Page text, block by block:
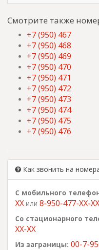
Смотрите также
+7 (950) 467
+7 (950) 468
+7 (950) 469
+7 (950) 470
+7 (950) 471
+7 (950) 472
+7 (950) 473
+7 (950) 474
+7 (950) 475
+7 (950) 476
Как звонить на
С мобильного
XX или 8-950-477-XX-XX
Со стационарного
XX-XX
Из заграницы: 00-7-